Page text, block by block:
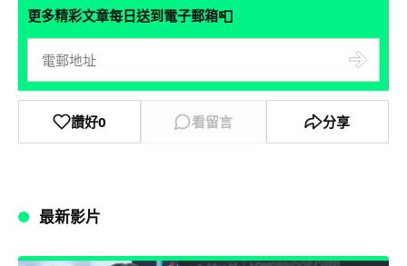
更多精彩文章每日送到電子郵箱📮
讚好0 看留言 分享
最新影片